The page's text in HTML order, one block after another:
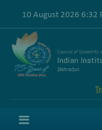
10 August 2026 6:32